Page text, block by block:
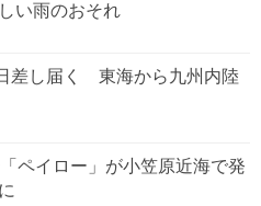
い雨のおそれ
差し届く 東海から九州内陸
ペイロー」が小笠原近海で発